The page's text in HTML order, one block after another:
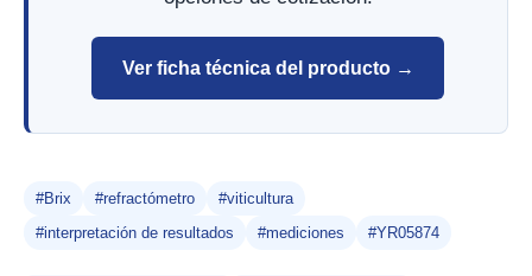
Ver ficha técnica del producto →
#Brix #refractómetro
#viticultura
#interpretación de resultados
#mediciones #YR05874